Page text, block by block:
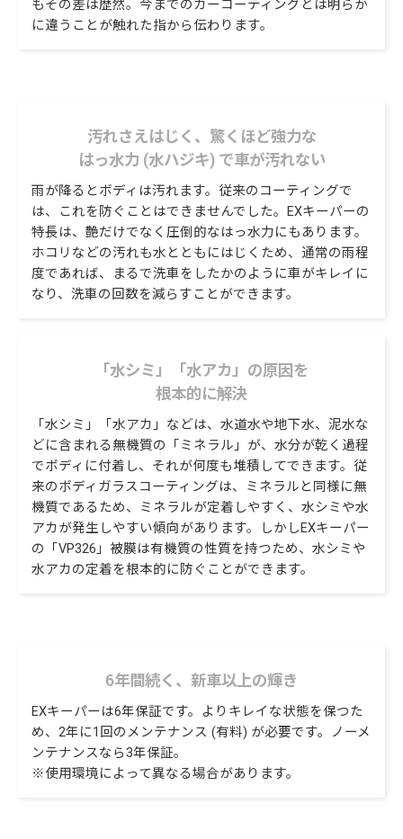
もその差は歴然。今までのカーコーティングとは明らか
に違うことが触れた指から伝わります。
汚れさえはじく、驚くほど強力な
はっ水力 (水ハジキ) で車が汚れない
雨が降るとボディは汚れます。従来のコーティングで
は、これを防ぐことはできませんでした。EXキーパーの
特長は、艶だけでなく圧倒的なはっ水力にもあります。
ホコリなどの汚れも水とともにはじくため、通常の雨程
度であれば、まるで洗車をしたかのように車がキレイに
なり、洗車の回数を減らすことができます。
「水シミ」「水アカ」の原因を
根本的に解決
「水シミ」「水アカ」などは、水道水や地下水、泥水な
どに含まれる無機質の「ミネラル」が、水分が乾く過程
でボディに付着し、それが何度も堆積してできます。従
来のボディガラスコーティングは、ミネラルと同様に無
機質であるため、ミネラルが定着しやすく、水シミや水
アカが発生しやすい傾向があります。しかしEXキーパー
の「VP326」被膜は有機質の性質を持つため、水シミや
水アカの定着を根本的に防ぐことができます。
6年間続く、新車以上の輝き
EXキーパーは6年保証です。よりキレイな状態を保つた
め、2年に1回のメンテナンス (有料) が必要です。ノーメ
ンテナンスなら3年保証。
※使用環境によって異なる場合があります。